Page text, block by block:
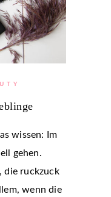
wissen: Im
gehen.
die ruckzuck
wenn die